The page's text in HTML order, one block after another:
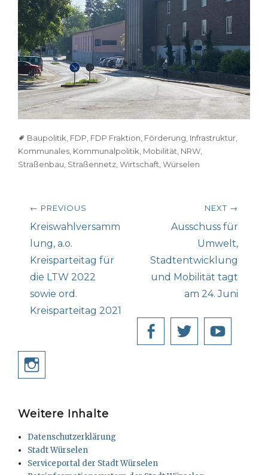
TagsBaupolitik, FDP, FDP Fraktion, Förderung, Infrastruktur,
Kommunales, Kommunalpolitik, Mobilität, NRW,
Straßenbau, Straßennetz,Wirtschaft,Würselen
Beitragsnavigation
← PREVIOUS
Previous
post:
Kreiswahlversamm
lung, a.o.
Kreisparteitag für
die LTW 2022
sowie ord.
Kreisparteitag 2021
NEXT →
Ausschuss für
Umwelt,
Stadtentwicklung
und Mobilität tagt
am 24. Juni
Facebook
Twitter
Weitere Inhalte
Datenschutzerklärung
Stadt Würselen
Serviceportal der Stadt Würselen